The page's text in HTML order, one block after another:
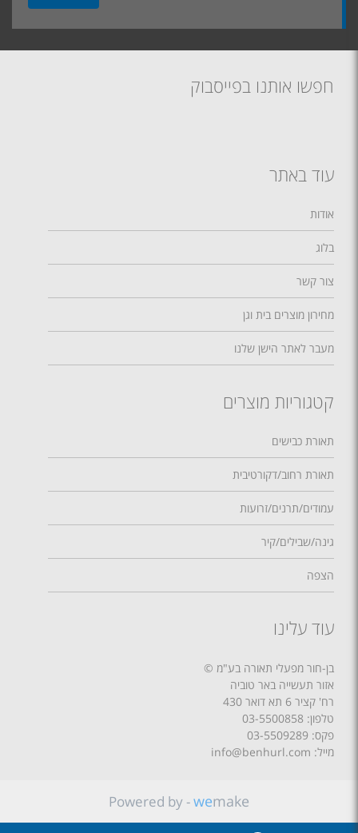
חפשו אותנו בפייסבוק
עוד באתר
אודות
בלוג
צור קשר
מחירון מוצרים בית וגן
מעבר לאתר הישן שלנו
קטגוריות מוצרים
תאורת כבישים
תאורת רחוב/דקורטיבית
עמודים/תרנים/זרועות
גינה/שבילים/קיר
הצפה
עוד עלינו
בן-חור מפעלי תאורה בע"מ ©
אזור תעשייה באר טוביה
רח' קציר 6 תא דואר 430
טלפון: 03-5500858
פקס: 03-5509289
מייל: info@benhurl.com
Powered by -wemake